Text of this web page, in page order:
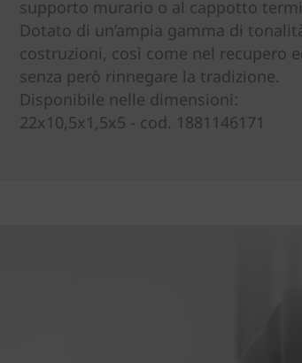
supporto murario o al cappotto
Dotato di un’ampia gamma di
costruzioni, così come nel recupero
senza però rinnegare la tradizione.
Disponibile nelle dimensioni:
22x10,5x1,5x5 - cod. 1881146171